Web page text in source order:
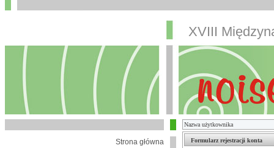
XVIII
Strona główna
Formularz rejestracji konta